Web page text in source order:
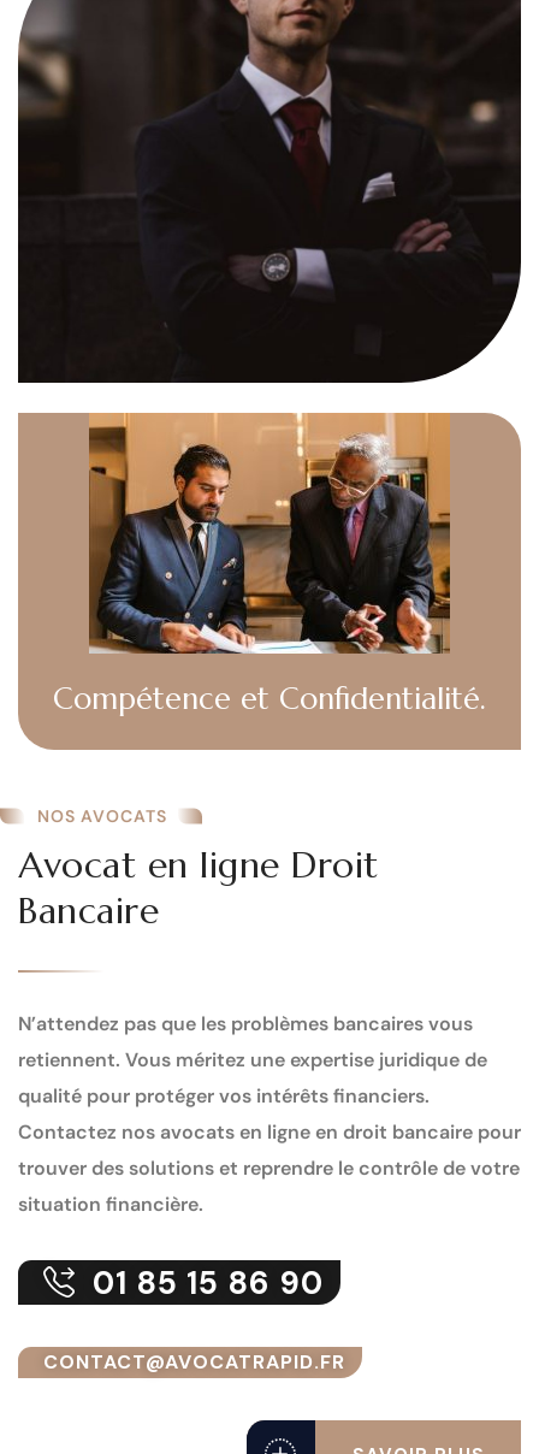
Compétence et Confidentialité.
NOS AVOCATS
Avocat en ligne Droit
Bancaire
N’attendez pas que les problèmes bancaires vous
retiennent. Vous méritez une expertise juridique de
qualité pour protéger vos intérêts financiers.
Contactez nos avocats en ligne en droit bancaire pour
trouver des solutions et reprendre le contrôle de votre
situation financière.
01 85 15 86 90
CONTACT@AVOCATRAPID.FR